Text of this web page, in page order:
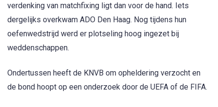
verdenking van matchfixing ligt dan voor de hand. Iets
dergelijks overkwam ADO Den Haag. Nog tijdens hun
oefenwedstrijd werd er plotseling hoog ingezet bij
weddenschappen.
Ondertussen heeft de KNVB om opheldering verzocht en
de bond hoopt op een onderzoek door de UEFA of de FIFA.